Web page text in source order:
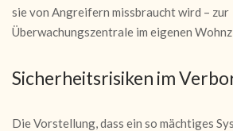
sie von Angreifern missbraucht wird – zur
Überwachungszentrale im eigenen
Sicherheitsrisiken im
Die Vorstellung, dass ein so mächtiges